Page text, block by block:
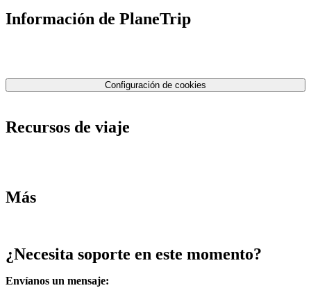
Información de PlaneTrip
Configuración de cookies
Recursos de viaje
Más
¿Necesita soporte en este momento?
Envíanos un mensaje: